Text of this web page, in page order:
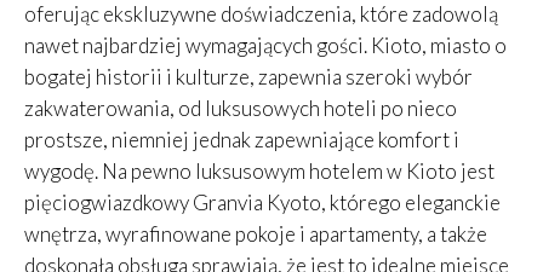
oferując ekskluzywne doświadczenia, które zadowolą
nawet najbardziej wymagających gości. Kioto, miasto o
bogatej historii i kulturze, zapewnia szeroki wybór
zakwaterowania, od luksusowych hoteli po nieco
prostsze, niemniej jednak zapewniające komfort i
wygodę. Na pewno luksusowym hotelem w Kioto jest
pięciogwiazdkowy Granvia Kyoto, którego eleganckie
wnętrza, wyrafinowane pokoje i apartamenty, a także
doskonała obsługa sprawiają, że jest to idealne miejsce